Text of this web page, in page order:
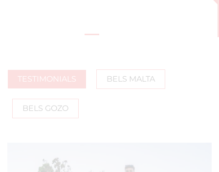
TESTIMONIALS BELS MALTA
BELS GOZO